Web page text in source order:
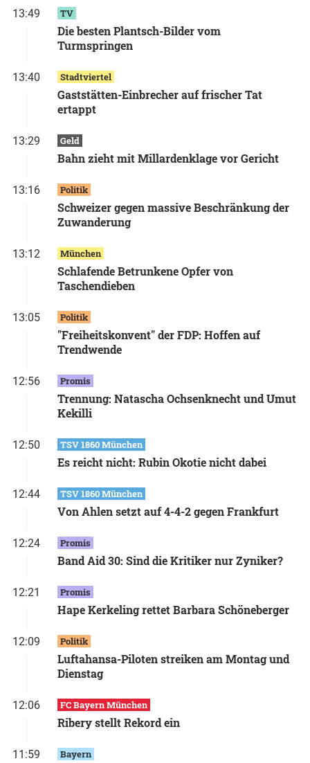
13:49 TV
Die besten Plantsch-Bilder vom
Turmspringen
13:40 Stadtviertel
Gaststätten-Einbrecher auf frischer Tat
ertappt
13:29 Geld
Bahn zieht mit Millardenklage vor Gericht
13:16 Politik
Schweizer gegen massive Beschränkung der
Zuwanderung
13:12 München
Schlafende Betrunkene Opfer von
Taschendieben
13:05 Politik
"Freiheitskonvent" der FDP: Hoffen auf
Trendwende
12:56 Promis
Trennung: Natascha Ochsenknecht und Umut
Kekilli
12:50 TSV 1860 München
Es reicht nicht: Rubin Okotie nicht dabei
12:44 TSV 1860 München
Von Ahlen setzt auf 4-4-2 gegen Frankfurt
12:24 Promis
Band Aid 30: Sind die Kritiker nur Zyniker?
12:21 Promis
Hape Kerkeling rettet Barbara Schöneberger
12:09 Politik
Luftahansa-Piloten streiken am Montag und
Dienstag
12:06 FC Bayern München
Ribery stellt Rekord ein
11:59 Bayern